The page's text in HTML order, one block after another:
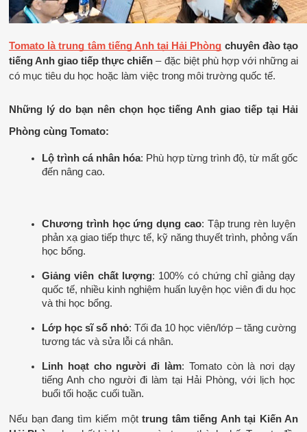
Tomato là trung tâm tiếng Anh tại Hải Phòng chuyên đào tạo
tiếng Anh giao tiếp thực chiến – đặc biệt phù hợp với những ai
có mục tiêu du học hoặc làm việc trong môi trường quốc tế.
Những lý do bạn nên chọn học tiếng Anh giao tiếp tại Hải
Phòng cùng Tomato:
Lộ trình cá nhân hóa: Phù hợp từng trình độ, từ mất gốc
đến nâng cao.
Chương trình học ứng dụng cao: Tập trung rèn luyện
phản xạ giao tiếp thực tế, kỹ năng thuyết trình, phỏng vấn
học bổng.
Giảng viên chất lượng: 100% có chứng chỉ giảng dạy
quốc tế, nhiều kinh nghiệm huấn luyện học viên đi du học
và thi học bổng.
Lớp học sĩ số nhỏ: Tối đa 10 học viên/lớp – tăng cường
tương tác và sửa lỗi cá nhân.
Linh hoạt cho người đi làm: Tomato còn là nơi dạy
tiếng Anh cho người đi làm tại Hải Phòng, với lịch học
buổi tối hoặc cuối tuần.
Nếu bạn đang tìm kiếm một trung tâm tiếng Anh tại Kiến An